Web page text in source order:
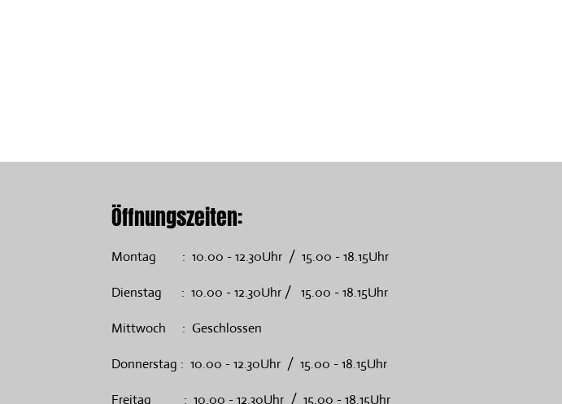
Öffnungszeiten:
Montag : 10.00 - 12.30Uhr / 15.00 - 18.15Uhr
Dienstag : 10.00 - 12.30Uhr / 15.00 - 18.15Uhr
Mittwoch : Geschlossen
Donnerstag : 10.00 - 12.30Uhr / 15.00 - 18.15Uhr
Freitag : 10.00 - 12.30Uhr / 15.00 - 18.15Uhr